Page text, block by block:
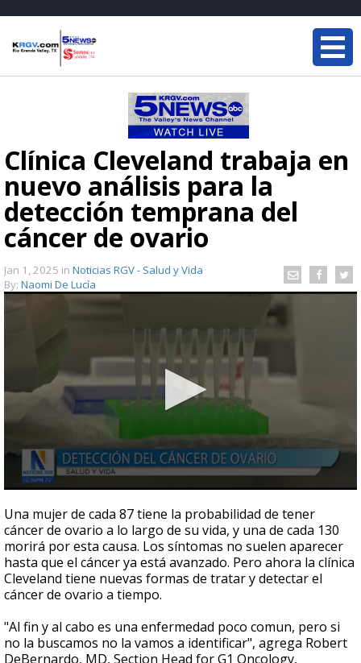
Clínica Cleveland trabaja en
nuevo análisis para la
detección temprana del
cáncer de ovario
Jan 1, 2025 in Noticias RGV - Salud y Vida
By: Naomi De Lucía
seconds
of
2
minutes,
4
seconds
Una mujer de cada 87 tiene la probabilidad de tener
cáncer de ovario a lo largo de su vida, y una de cada 130
morirá por esta causa. Los síntomas no suelen aparecer
hasta que el cáncer ya está avanzado. Pero ahora la clínica
Cleveland tiene nuevas formas de tratar y detectar el
cáncer de ovario a tiempo.
"Al fin y al cabo es una enfermedad poco comun, pero si
no la buscamos no la vamos a identificar", agrega Robert
DeBernardo, MD, Section Head for G1 Oncology,